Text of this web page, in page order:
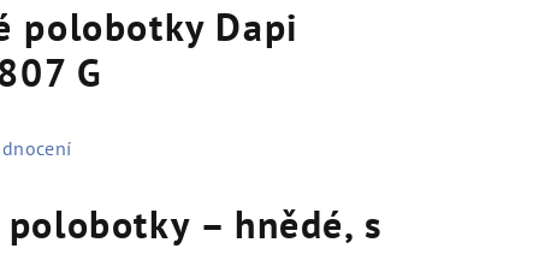
polobotky Dapi
G
– hnědé, s